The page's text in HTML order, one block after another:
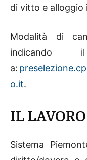
di vitto e alloggio
Modalità di
indicando
a:
o.it.
IL
Sistema